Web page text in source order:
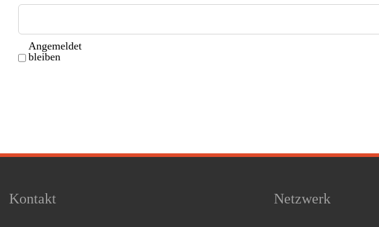
Angemeldet
bleiben
Kontakt Netzwerk